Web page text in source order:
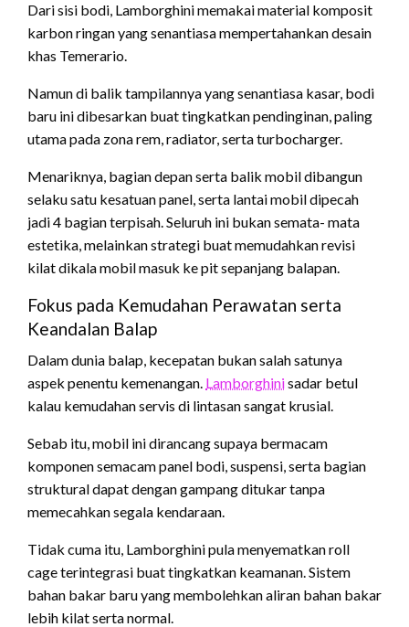
Dari sisi bodi, Lamborghini memakai material komposit
karbon ringan yang senantiasa mempertahankan desain
khas Temerario.
Namun di balik tampilannya yang senantiasa kasar, bodi
baru ini dibesarkan buat tingkatkan pendinginan, paling
utama pada zona rem, radiator, serta turbocharger.
Menariknya, bagian depan serta balik mobil dibangun
selaku satu kesatuan panel, serta lantai mobil dipecah
jadi 4 bagian terpisah. Seluruh ini bukan semata- mata
estetika, melainkan strategi buat memudahkan revisi
kilat dikala mobil masuk ke pit sepanjang balapan.
Fokus pada Kemudahan Perawatan serta
Keandalan Balap
Dalam dunia balap, kecepatan bukan salah satunya
aspek penentu kemenangan. Lamborghinisadar betul
kalau kemudahan servis di lintasan sangat krusial.
Sebab itu, mobil ini dirancang supaya bermacam
komponen semacam panel bodi, suspensi, serta bagian
struktural dapat dengan gampang ditukar tanpa
memecahkan segala kendaraan.
Tidak cuma itu, Lamborghini pula menyematkan roll
cage terintegrasi buat tingkatkan keamanan. Sistem
bahan bakar baru yang membolehkan aliran bahan bakar
lebih kilat serta normal.